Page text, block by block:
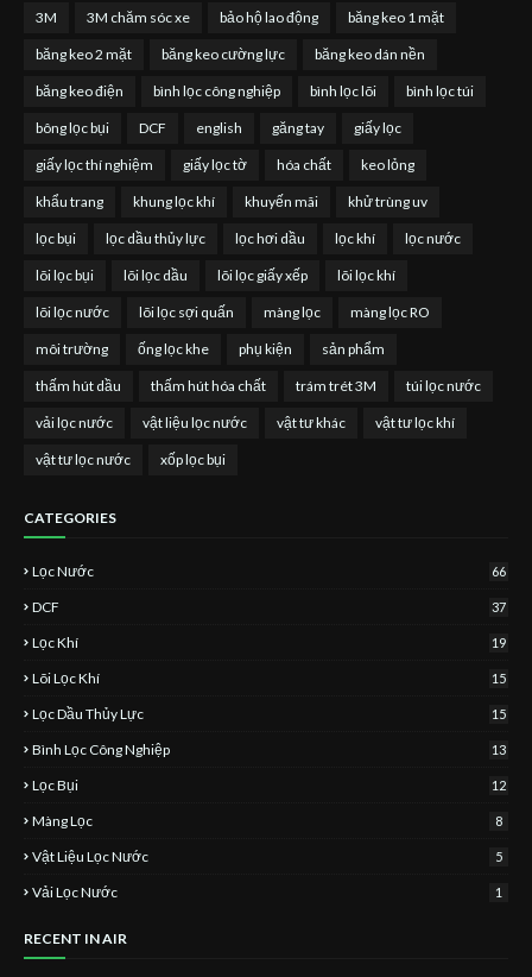
3M 3M chăm sóc xe bảo hộ lao động băng keo 1 mặt
băng keo 2 mặt băng keo cường lực băng keo dán nền
băng keo điện bình lọc công nghiệp bình lọc lõi bình lọc túi
bông lọc bụi DCF english găng tay giấy lọc
giấy lọc thí nghiệm giấy lọc tờ hóa chất keo lỏng
khẩu trang khung lọc khí khuyến mãi khử trùng uv
lọc bụi lọc dầu thủy lực lọc hơi dầu lọc khí lọc nước
lõi lọc bụi lõi lọc dầu lõi lọc giấy xếp lõi lọc khí
lõi lọc nước lõi lọc sợi quấn màng lọc màng lọc RO
môi trường ống lọc khe phụ kiện sản phẩm
thấm hút dầu thấm hút hóa chất trám trét 3M túi lọc nước
vải lọc nước vật liệu lọc nước vật tư khác vật tư lọc khí
vật tư lọc nước xốp lọc bụi
CATEGORIES
Lọc Nước 66
DCF 37
Lọc Khí 19
Lõi Lọc Khí 15
Lọc Dầu Thủy Lực 15
Bình Lọc Công Nghiệp 13
Lọc Bụi 12
Màng Lọc 8
Vật Liệu Lọc Nước 5
Vải Lọc Nước 1
RECENT IN AIR